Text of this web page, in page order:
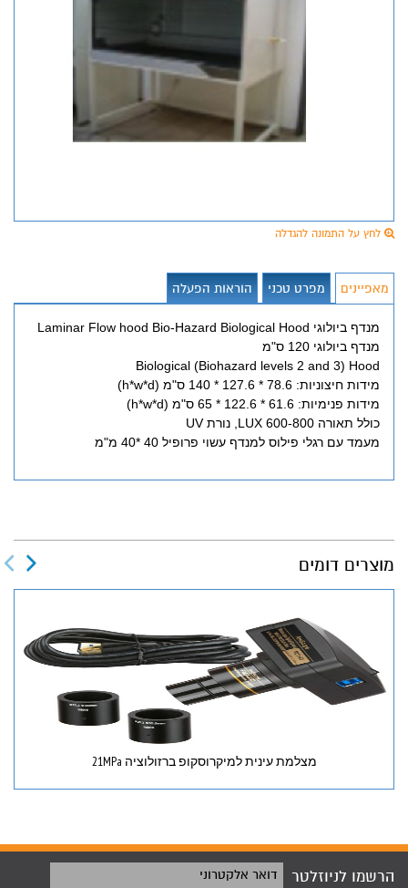
לחץ על התמונה להגדלה
מאפיינים מפרט טכני הוראות הפעלה
מנדף ביולוגי Laminar Flow hood Bio-Hazard Biological Hood
מנדף ביולוגי 120 ס"מ
Biological (Biohazard levels 2 and 3) Hood
מידות חיצוניות: 78.6 * 127.6 * 140 ס"מ (h*w*d)
מידות פנימיות: 61.6 * 122.6 * 65 ס"מ (h*w*d)
כולל תאורה 600-800 LUX, נורת UV
מעמד עם רגלי פילוס למנדף עשוי פרופיל 40 *40 מ"מ
מוצרים דומים
מצלמת עינית למיקרוסקופ ברזולוציה 21MPa
הרשמו לניוזלטר דואר אלקטרוני